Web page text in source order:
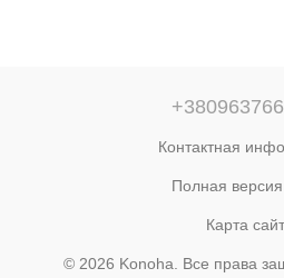
Контактная
Полная версия
Карта
© 2026 Konoha. Все права